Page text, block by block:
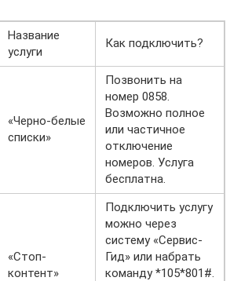
Название
услуги
Как подключить?
«Черно-белые
списки»
Позвонить на
номер 0858.
Возможно полное
или частичное
отключение
номеров. Услуга
бесплатна.
«Стоп-
контент»
Подключить услугу
можно через
систему «Сервис-
Гид» или набрать
команду *105*801#.